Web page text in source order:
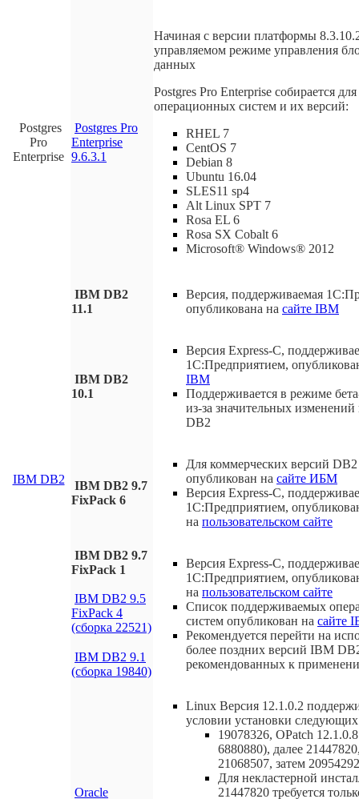
Postgres
Pro
Enterprise
Postgres Pro
Enterprise
9.6.3.1
Начиная с версии платформы
управляемом режиме управления
данных
Postgres Pro Enterprise собирается
операционных систем и их версий:
RHEL 7
CentOS 7
Debian 8
Ubuntu 16.04
SLES11 sp4
Alt Linux SPT 7
Rosa EL 6
Rosa SX Cobalt 6
Microsoft® Windows® 2012
IBM DB2
IBM DB2
11.1
Версия, поддерживаемая
опубликована на сайте IBM
IBM DB2
10.1
Версия Express-C,
1С:Предприятием,
IBM
Поддерживается в режиме
из-за значительных изменений
DB2
IBM DB2 9.7
FixPack 6
Для коммерческих версий
опубликован на сайте ИБМ
Версия Express-C,
1С:Предприятием,
на пользовательском сайте
IBM DB2 9.7
FixPack 1
Версия Express-C,
1С:Предприятием,
на пользовательском сайте
Список поддерживаемых
систем опубликован на сайте
Рекомендуется перейти на
более поздних версий IBM
рекомендованных к
IBM DB2 9.5
FixPack 4
(сборка 22521)
IBM DB2 9.1
(сборка 19840)
Oracle
Linux Версия 12.1.0.2
условии установки
19078326, OPatch
6880880), далее
21068507, затем
Для некластерной
21447820 требуется